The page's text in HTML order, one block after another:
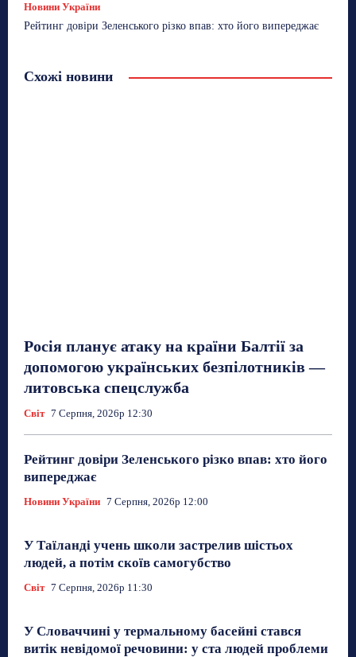
Новини України
Рейтинг довіри Зеленського різко впав: хто його випереджає
Схожі новини
Росія планує атаку на країни Балтії за
допомогою українських безпілотників —
литовська спецслужба
Світ 7 Серпня, 2026р 12:30
Рейтинг довіри Зеленського різко впав: хто його
випереджає
Новини України 7 Серпня, 2026р 12:00
У Таїланді учень школи застрелив шістьох
людей, а потім скоїв самогубство
Світ 7 Серпня, 2026р 11:30
У Словаччині у термальному басейні стався
витік невідомої речовини: у ста людей проблеми